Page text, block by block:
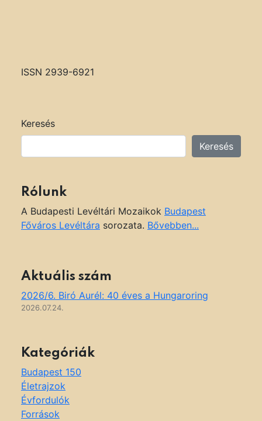
ISSN 2939-6921
Keresés
Keresés
Rólunk
A Budapesti Levéltári Mozaikok Budapest
Főváros Levéltára sorozata. Bővebben...
Aktuális szám
2026/6. Biró Aurél: 40 éves a Hungaroring
2026.07.24.
Kategóriák
Budapest 150
Életrajzok
Évfordulók
Források